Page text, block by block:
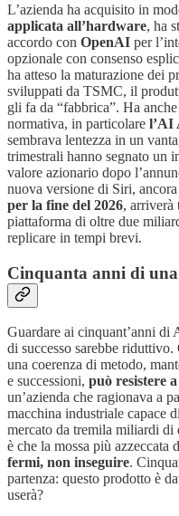
L’azienda ha acquisito in
applicata all’hardware, ha
accordo con OpenAI per
opzionale con consenso
ha atteso la maturazione dei
sviluppati da TSMC, il
gli fa da “fabbrica”. Ha
normativa, in particolare l’AI
sembrava lentezza in un
trimestrali hanno segnato un
valore azionario dopo
nuova versione di Siri,
per la fine del 2026, arriverà
piattaforma di oltre due
replicare in tempi brevi.
Cinquanta anni di una
Guardare ai cinquant’anni di
di successo sarebbe
una coerenza di metodo,
e successioni, può resistere
un’azienda che ragionava a
macchina industriale capace
mercato da tremila miliardi
è che la mossa più
fermi, non inseguire.
partenza: questo prodotto è
userà?